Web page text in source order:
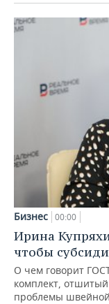
Бизнес 00:00
Ирина
чтобы
О чем говорит
комплект,
проблемы